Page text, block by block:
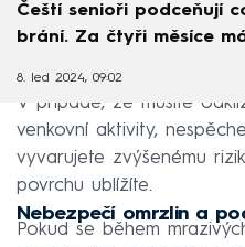
Čeští senioři podceňují
brání. Za čtyři měsíce
8. led 2024, 09:02
V případě, že musíte
venkovní aktivity,
vyvarujete zvýšenému
povrchu ublížíte.
Nebezpečí omrzlin a
Pokud se během